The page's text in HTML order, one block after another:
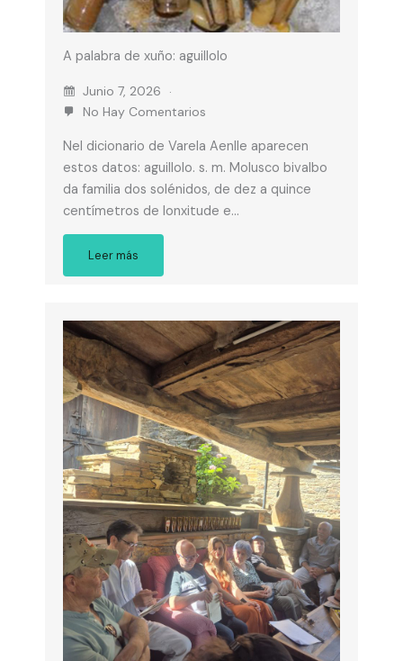
A palabra de xuño: aguillolo
Junio 7, 2026
No Hay Comentarios
Nel dicionario de Varela Aenlle aparecen
estos datos: aguillolo. s. m. Molusco bivalbo
da familia dos solénidos, de dez a quince
centímetros de lonxitude e…
Leer más